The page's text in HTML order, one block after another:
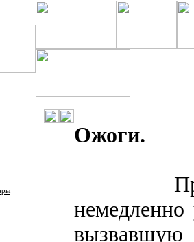
Ожоги.
немедленно